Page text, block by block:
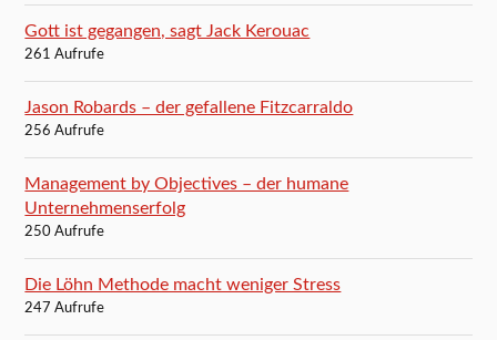
Gott ist gegangen, sagt Jack Kerouac
261 Aufrufe
Jason Robards – der gefallene Fitzcarraldo
256 Aufrufe
Management by Objectives – der humane
Unternehmenserfolg
250 Aufrufe
Die Löhn Methode macht weniger Stress
247 Aufrufe